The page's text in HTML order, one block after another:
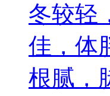
冬较轻
佳，体
根腻，